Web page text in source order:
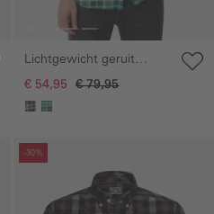
Lichtgewicht geruit
overhemd met
€ 54,95 € 79,95
-30%
Galerie overslaan